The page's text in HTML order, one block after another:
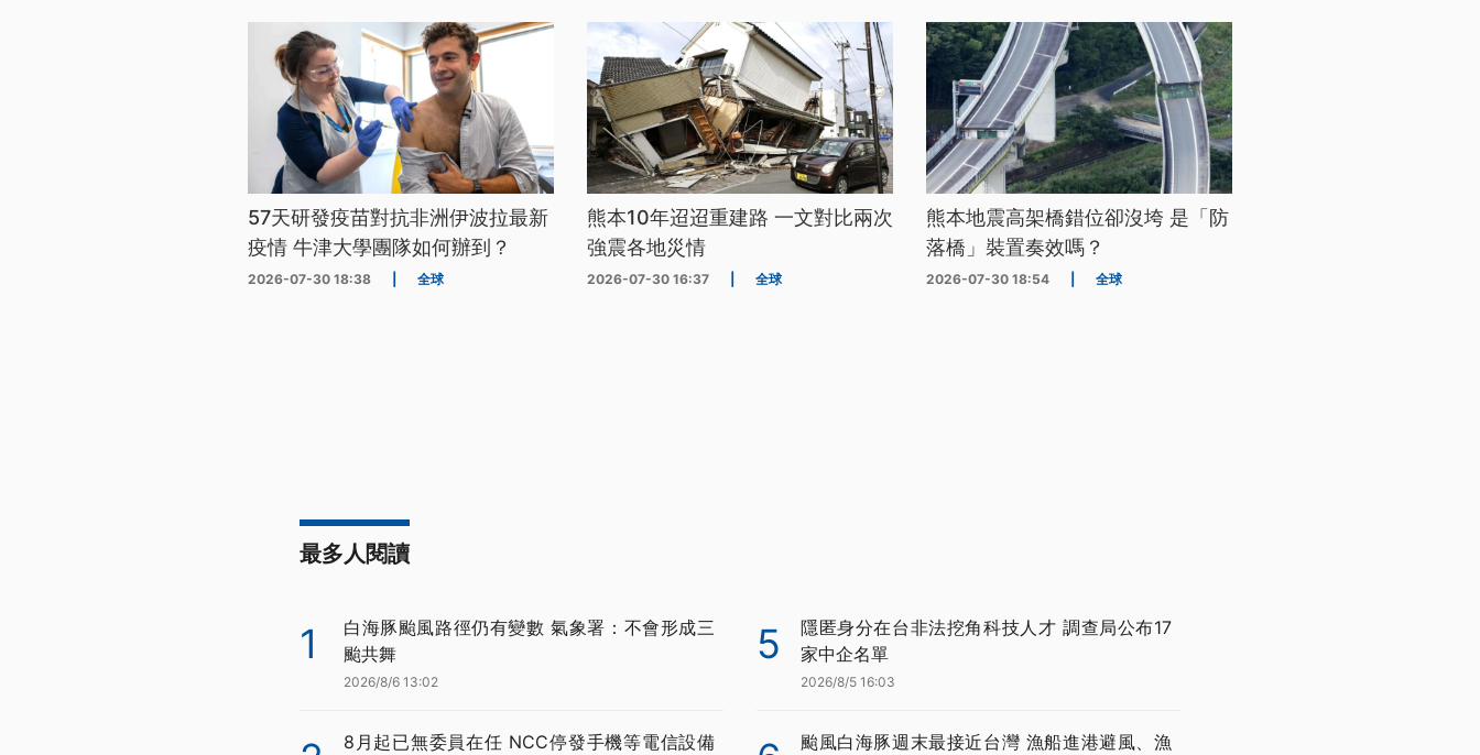
57天研發疫苗對抗非洲伊波拉最新
疫情 牛津大學團隊如何辦到？
2026-07-30 18:38 全球
熊本10年迢迢重建路 一文對比兩次
強震各地災情
2026-07-30 16:37 全球
熊本地震高架橋錯位卻沒垮 是「防
落橋」裝置奏效嗎？
2026-07-30 18:54 全球
最多人閱讀
1
白海豚颱風路徑仍有變數 氣象署：不會形成三
颱共舞
2026/8/6 13:02
8月起已無委員在任 NCC停發手機等電信設備
5
隱匿身分在台非法挖角科技人才 調查局公布17
家中企名單
2026/8/5 16:03
颱風白海豚週末最接近台灣 漁船進港避風、漁